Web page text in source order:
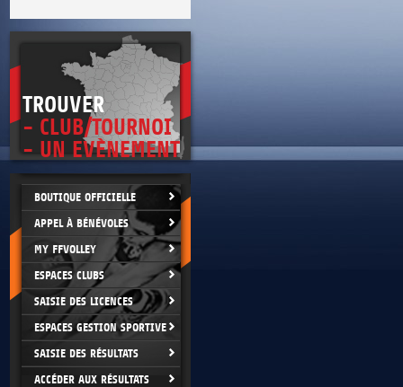
TROUVER
- CLUB/TOURNOI
- UN EVÈNEMENT
BOUTIQUE OFFICIELLE
APPEL À BÉNÉVOLES
MY FFVOLLEY
ESPACES CLUBS
SAISIE DES LICENCES
ESPACES GESTION SPORTIVE
SAISIE DES RÉSULTATS
ACCÉDER AUX RÉSULTATS